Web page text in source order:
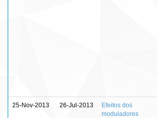
25-Nov-2013 26-Jul-2013
Efeitos dos
moduladores